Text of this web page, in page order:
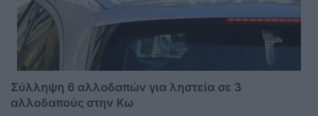
Σύλληψη 6 αλλοδαπών για ληστεία σε 3
αλλοδαπούς στην Κω